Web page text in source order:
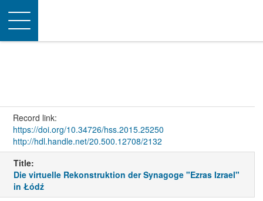
Toggle
navigation
Record link:
https://doi.org/10.34726/hss.2015.25250
http://hdl.handle.net/20.500.12708/2132
Title:
Die virtuelle Rekonstruktion der Synagoge "Ezras Izrael"
in Łódź